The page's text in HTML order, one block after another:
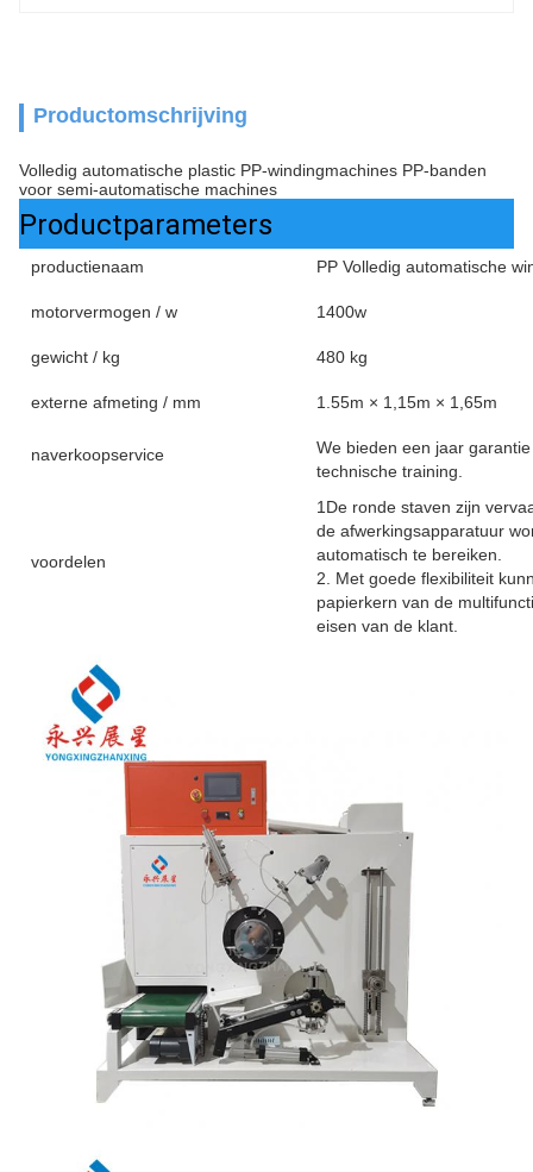
Productomschrijving
Volledig automatische plastic PP-windingmachines PP-banden
voor semi-automatische machines
Productparameters
productienaam PP Volledig automatische
motorvermogen / w 1400w
gewicht / kg 480 kg
externe afmeting / mm 1.55m × 1,15m × 1,65m
naverkoopservice
We bieden een jaar
technische training.
voordelen
1De ronde staven zijn
de afwerkingsapparatuur
automatisch te bereiken.
2. Met goede flexibiliteit
papierkern van de
eisen van de klant.